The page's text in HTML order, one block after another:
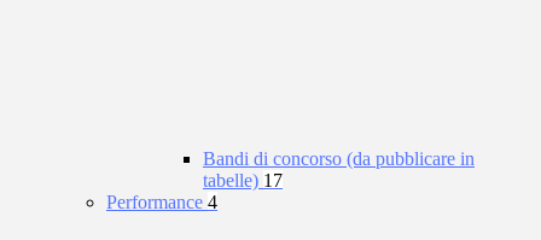
Bandi di concorso (da pubblicare in
tabelle) 17
Performance 4